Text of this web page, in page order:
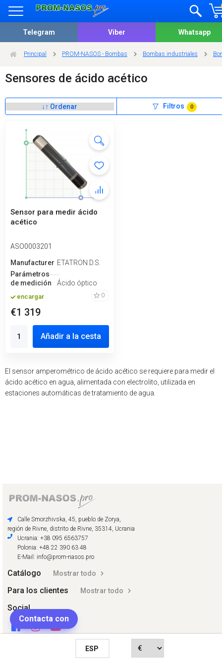
Telegram Viber Whatsapp
ESP
Principal PROM-NASOS - Bombas Bombas industriales
Sensores de ácido acético
Filtros 0
Sensor para medir ácido
acético
ASO0003201
ManufactureroETATRON D.S.
Parámetros
de medición
Ácido óptico
encargar 0
€1 319
Añadir a la cesta
El sensor amperométrico de ácido acético se requiere para medir el
ácido acético en agua, alimentada con electrolito, utilizada en
estaciones automáticas de tratamiento de agua.
Calle Smorzhivska, 45, pueblo de Zorya,
región de Rivne, distrito de Rivne, 35314, Ucrania
Ucrania: +38 095 6563757
Polonia: +48 22 390 63 48
E-Mail: info@prom-nasos.pro
Catálogo Mostrar todo
Para los clientes Mostrar todo
Social
Contacta con